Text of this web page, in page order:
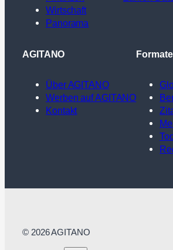
Wirtschaft
Panorama
AGITANO
Über AGITANO
Werben auf AGITANO
Kontakt
Formate
© 2026 AGITANO